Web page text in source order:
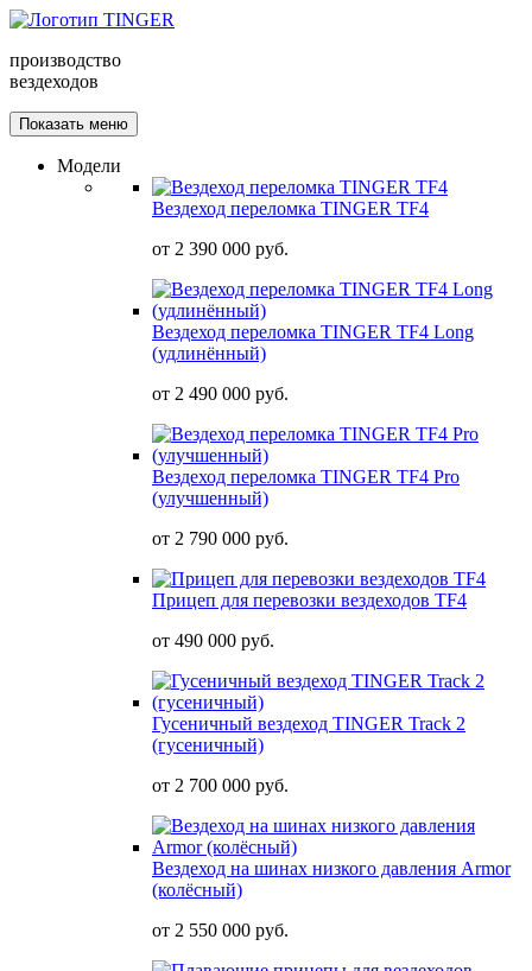
производство
вездеходов
Показать меню
Модели
Вездеход переломка TINGER TF4
от 2 390 000 руб.
Вездеход переломка TINGER TF4 Long
(удлинённый)
от 2 490 000 руб.
Вездеход переломка TINGER TF4 Pro
(улучшенный)
от 2 790 000 руб.
Прицеп для перевозки вездеходов TF4
от 490 000 руб.
Гусеничный вездеход TINGER Track 2
(гусеничный)
от 2 700 000 руб.
Вездеход на шинах низкого давления Armor
(колёсный)
от 2 550 000 руб.